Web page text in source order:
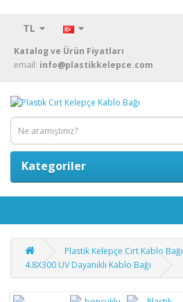
TL
Katalog ve Ürün Fiyatları
email: info@plastikkelepce.com
Kategoriler
Plastik Kelepçe Cırt Kablo Bağı
4.8X300 UV Dayanıklı Kablo Bağı